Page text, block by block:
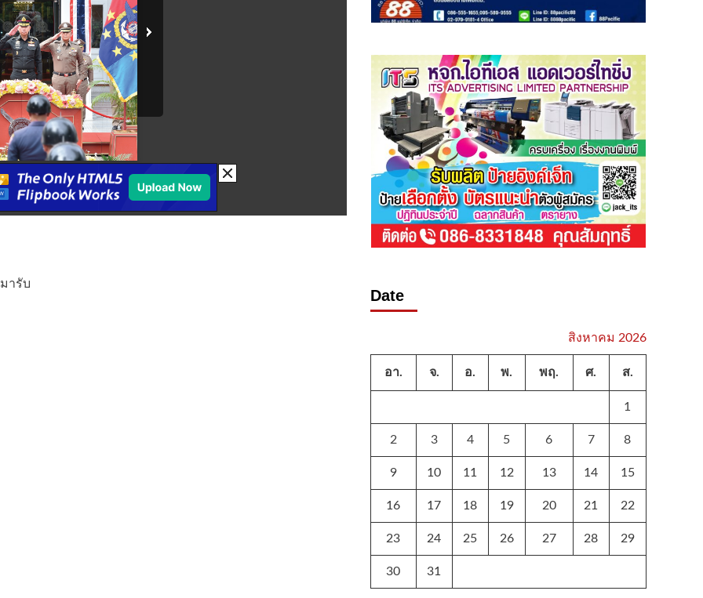
ารับ
Date
สิงหาคม 2026
อา. จ. อ. พ. พฤ. ศ. ส.
1
2 3 4 5 6 7 8
9 10 11 12 13 14 15
16 17 18 19 20 21 22
23 24 25 26 27 28 29
30 31